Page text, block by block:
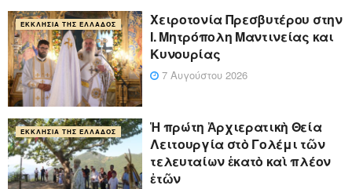
ΕΚΚΛΗΣΊΑ ΤΗΣ ΕΛΛΆΔΟΣ
Xειροτονία Πρεσβυτέρου στην
Ι. Μητρόπολη Μαντινείας και
Κυνουρίας
7 Αυγούστου 2026
ΕΚΚΛΗΣΊΑ ΤΗΣ ΕΛΛΆΔΟΣ
Ἡ πρώτη Ἀρχιερατικὴ Θεία
Λειτουργία στὸ Γολέμι τῶν
τελευταίων ἑκατὸ καὶ πλέον
ἐτῶν